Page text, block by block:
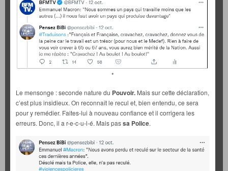
*
Le mensonge : seconde nature du Pouvoir. Mais sur cette déclaration,
c’est plus insidieux. On reconnaît le recul et, bien entendu, ce sera
pour y remédier. Faites-lui à nouveau confiance et il corrigera les
erreurs. Donc, il a r-e-c-u-l-é. Mais passa Police.